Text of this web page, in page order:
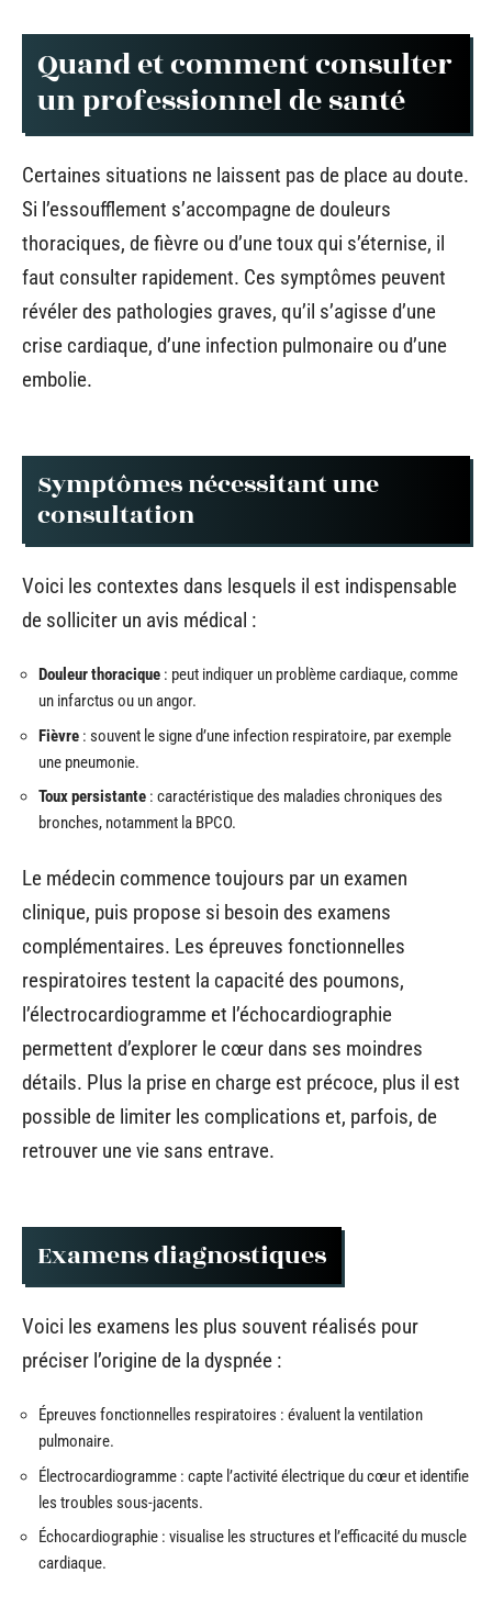
Quand et comment consulter
un professionnel de santé
Certaines situations ne laissent pas de place au doute.
Si l’essoufflement s’accompagne de douleurs
thoraciques, de fièvre ou d’une toux qui s’éternise, il
faut consulter rapidement. Ces symptômes peuvent
révéler des pathologies graves, qu’il s’agisse d’une
crise cardiaque, d’une infection pulmonaire ou d’une
embolie.
Symptômes nécessitant une
consultation
Voici les contextes dans lesquels il est indispensable
de solliciter un avis médical :
Douleur thoracique : peut indiquer un problème cardiaque, comme
un infarctus ou un angor.
Fièvre : souvent le signe d’une infection respiratoire, par exemple
une pneumonie.
Toux persistante : caractéristique des maladies chroniques des
bronches, notamment la BPCO.
Le médecin commence toujours par un examen
clinique, puis propose si besoin des examens
complémentaires. Les épreuves fonctionnelles
respiratoires testent la capacité des poumons,
l’électrocardiogramme et l’échocardiographie
permettent d’explorer le cœur dans ses moindres
détails. Plus la prise en charge est précoce, plus il est
possible de limiter les complications et, parfois, de
retrouver une vie sans entrave.
Examens diagnostiques
Voici les examens les plus souvent réalisés pour
préciser l’origine de la dyspnée :
Épreuves fonctionnelles respiratoires : évaluent la ventilation
pulmonaire.
Électrocardiogramme : capte l’activité électrique du cœur et identifie
les troubles sous-jacents.
Échocardiographie : visualise les structures et l’efficacité du muscle
cardiaque.